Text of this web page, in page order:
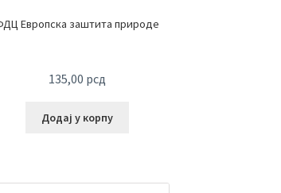
Европска заштита природе
135,00 рсд
Додај у корпу